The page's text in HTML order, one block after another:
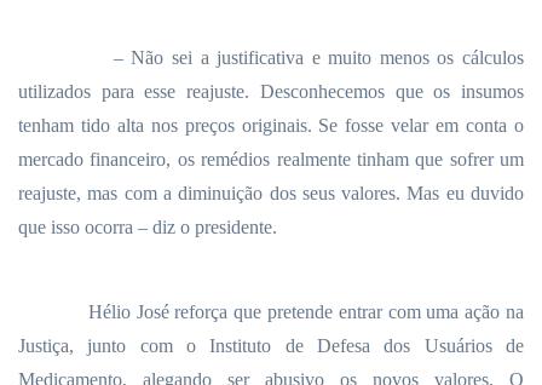
– Não sei a justificativa e muito menos os cálculos
utilizados para esse reajuste. Desconhecemos que os insumos
tenham tido alta nos preços originais. Se fosse velar em conta o
mercado financeiro, os remédios realmente tinham que sofrer um
reajuste, mas com a diminuição dos seus valores. Mas eu duvido
que isso ocorra – diz o presidente.
Hélio José reforça que pretende entrar com uma ação na
Justiça, junto com o Instituto de Defesa dos Usuários de
Medicamento, alegando ser abusivo os novos valores. O